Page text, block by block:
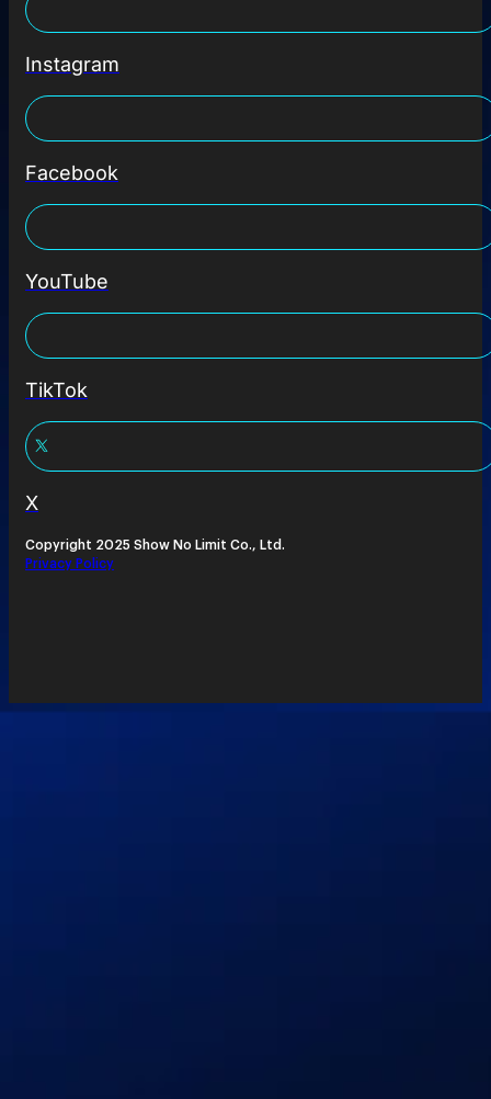
Instagram
Facebook
YouTube
TikTok
X
Copyright 2025 Show No Limit Co., Ltd.
Privacy Policy